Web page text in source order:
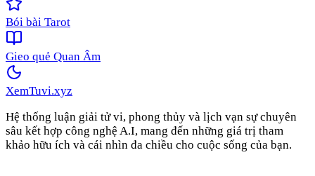
Bói bài Tarot
Gieo quẻ Quan Âm
XemTuvi.xyz
Hệ thống luận giải tử vi, phong thủy và lịch vạn sự chuyên
sâu kết hợp công nghệ A.I, mang đến những giá trị tham
khảo hữu ích và cái nhìn đa chiều cho cuộc sống của bạn.